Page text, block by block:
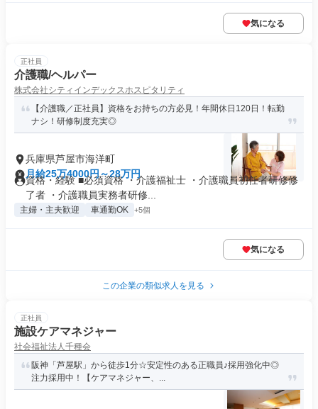
気になる
正社員
介護職/ヘルパー
株式会社シティインデックスホスピタリティ
【介護職／正社員】資格をお持ちの方必見！年間休日120日！転勤
ナシ！研修制度充実◎
兵庫県芦屋市海洋町
月給25万4000円～28万円
資格・経験 ■必須資格 ・介護福祉士 ・介護職員初任者研修修
了者 ・介護職員実務者研修...
主婦・主夫歓迎 車通勤OK +5個
気になる
この企業の類似求人を見る
正社員
施設ケアマネジャー
社会福祉法人千種会
阪神「芦屋駅」から徒歩1分☆安定性のある正職員♪採用強化中◎
注力採用中！【ケアマネジャー、...